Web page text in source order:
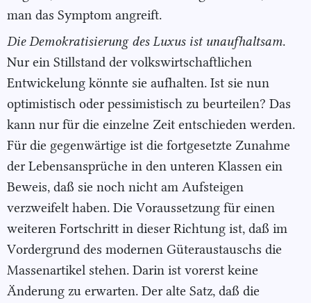
man das Symptom angreift.
Die Demokratisierung des Luxus ist unaufhaltsam.
Nur ein Stillstand der volkswirtschaftlichen
Entwickelung könnte sie aufhalten. Ist sie nun
optimistisch oder pessimistisch zu beurteilen? Das
kann nur für die einzelne Zeit entschieden werden.
Für die gegenwärtige ist die fortgesetzte Zunahme
der Lebensansprüche in den unteren Klassen ein
Beweis, daß sie noch nicht am Aufsteigen
verzweifelt haben. Die Voraussetzung für einen
weiteren Fortschritt in dieser Richtung ist, daß im
Vordergrund des modernen Güteraustauschs die
Massenartikel stehen. Darin ist vorerst keine
Änderung zu erwarten. Der alte Satz, daß die